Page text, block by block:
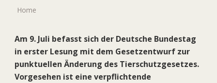
Home
Am 9. Juli befasst sich der Deutsche Bundestag
in erster Lesung mit dem Gesetzentwurf zur
punktuellen Änderung des Tierschutzgesetzes.
Vorgesehen ist eine verpflichtende